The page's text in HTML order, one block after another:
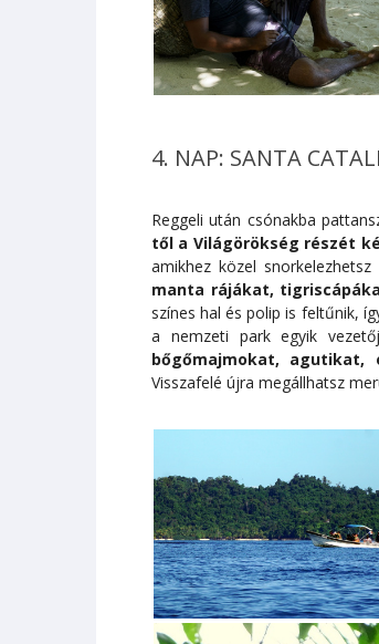
4. NAP: SANTA
Reggeli után csónakba
től a Világörökség részét
amikhez közel
manta rájákat,
színes hal és polip is feltűnik,
a nemzeti park egyik
bőgőmajmokat, agutikat,
Visszafelé újra megállhatsz